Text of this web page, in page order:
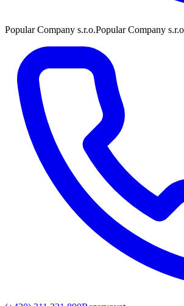
Popular Company s.r.o.Popular Company